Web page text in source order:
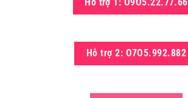
Hỗ trợ 1: O9O5.22.77.66
Hỗ trợ 2: O7O5.992.882